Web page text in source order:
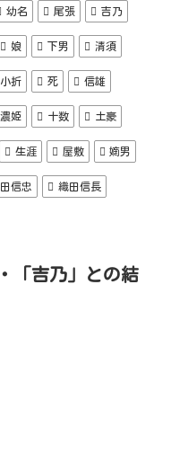
幼名 尾張 吉乃
娘 下男 清須
小折 死 信雄
濃姫 十数 土豪
生涯 屋敷 嫡男
信忠 織田信長
「吉乃」との結